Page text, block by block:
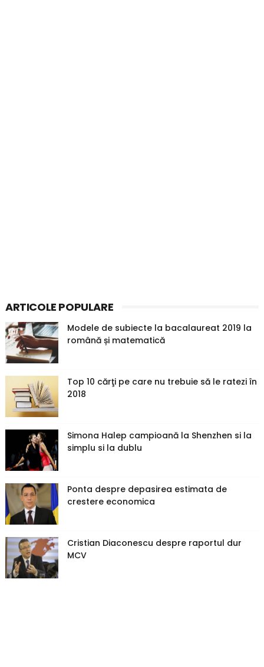
ARTICOLE POPULARE
Modele de subiecte la bacalaureat 2019 la
română și matematică
Top 10 cărţi pe care nu trebuie să le ratezi în
2018
Simona Halep campioană la Shenzhen si la
simplu si la dublu
Ponta despre depasirea estimata de
crestere economica
Cristian Diaconescu despre raportul dur
MCV